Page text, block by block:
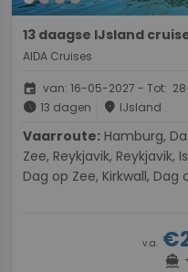
13 daagse IJsland
AIDA Cruises
event van: 16-05-2027 - Tot:
schedule 13 dagen place IJsland
Vaarroute:
Zee, Reykjavik, Reykjavik,
Dag op Zee, Kirkwall, Dag
v.a.
directions_boat